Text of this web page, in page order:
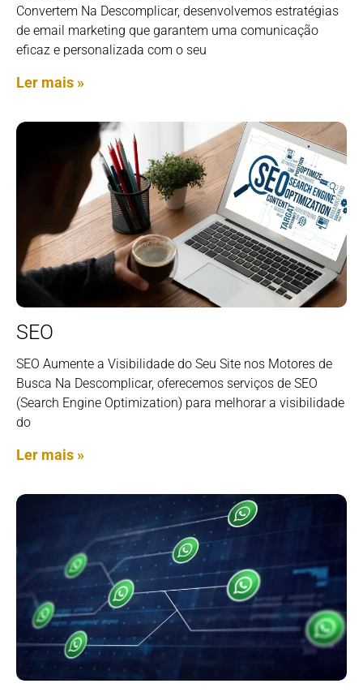
Convertem Na Descomplicar, desenvolvemos estratégias
de email marketing que garantem uma comunicação
eficaz e personalizada com o seu
Ler mais »
SEO
SEO Aumente a Visibilidade do Seu Site nos Motores de
Busca Na Descomplicar, oferecemos serviços de SEO
(Search Engine Optimization) para melhorar a visibilidade
do
Ler mais »